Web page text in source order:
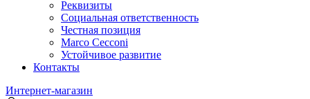
Реквизиты
Социальная ответственность
Честная позиция
Marco Cecconi
Устойчивое развитие
Контакты
Интернет-магазин